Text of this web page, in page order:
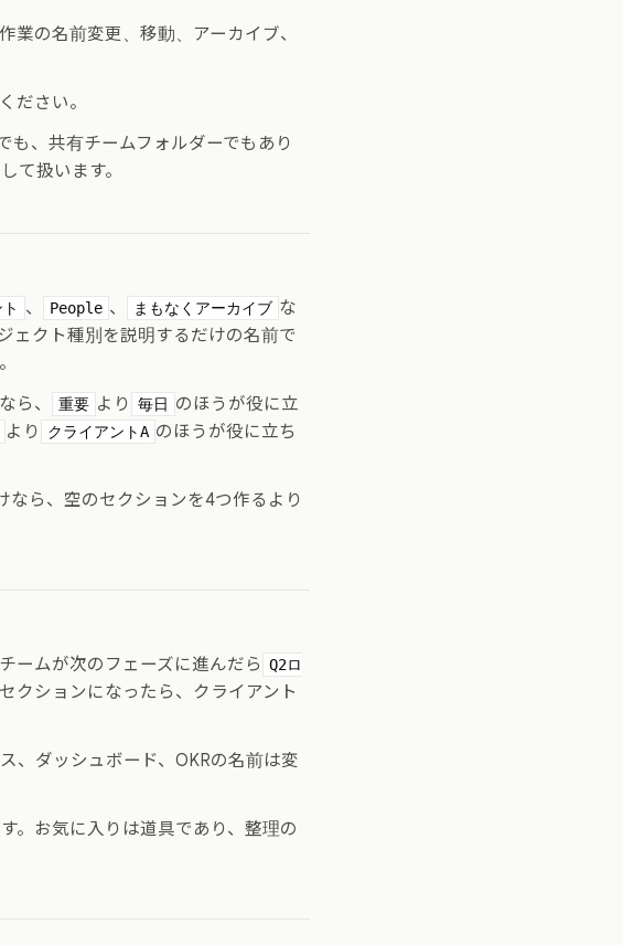
業の名前変更、移動、アーカイブ、
ださい。
も、共有チームフォルダーでもあり
て扱います。
、 People 、 まもなくアーカイブ な
ェクト種別を説明するだけの名前で
ら、
重要 より 毎日 のほうが役に立
より クライアントA のほうが役に立ち
ら、空のセクションを4つ作るより
ームが次のフェーズに進んだら Q2ロ
クションになったら、クライアント
、ダッシュボード、OKRの名前は変
。お気に入りは道具であり、整理の